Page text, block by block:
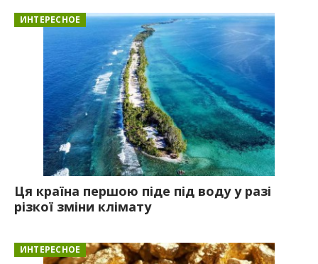
ИНТЕРЕСНОЕ
Ця країна першою піде під воду у разі
різкої зміни клімату
ИНТЕРЕСНОЕ